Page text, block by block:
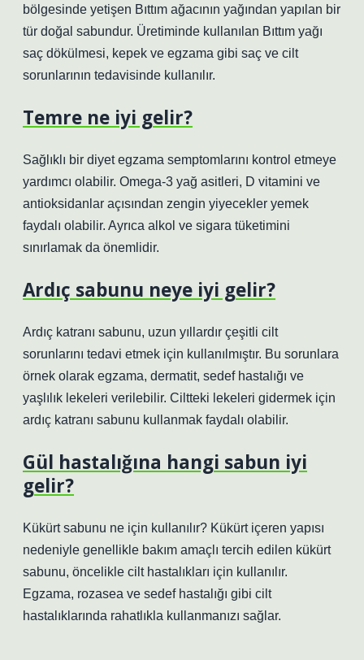
bölgesinde yetişen Bıttım ağacının yağından yapılan bir
tür doğal sabundur. Üretiminde kullanılan Bıttım yağı
saç dökülmesi, kepek ve egzama gibi saç ve cilt
sorunlarının tedavisinde kullanılır.
Temre ne iyi gelir?
Sağlıklı bir diyet egzama semptomlarını kontrol etmeye
yardımcı olabilir. Omega-3 yağ asitleri, D vitamini ve
antioksidanlar açısından zengin yiyecekler yemek
faydalı olabilir. Ayrıca alkol ve sigara tüketimini
sınırlamak da önemlidir.
Ardıç sabunu neye iyi gelir?
Ardıç katranı sabunu, uzun yıllardır çeşitli cilt
sorunlarını tedavi etmek için kullanılmıştır. Bu sorunlara
örnek olarak egzama, dermatit, sedef hastalığı ve
yaşlılık lekeleri verilebilir. Ciltteki lekeleri gidermek için
ardıç katranı sabunu kullanmak faydalı olabilir.
Gül hastalığına hangi sabun iyi
gelir?
Kükürt sabunu ne için kullanılır? Kükürt içeren yapısı
nedeniyle genellikle bakım amaçlı tercih edilen kükürt
sabunu, öncelikle cilt hastalıkları için kullanılır.
Egzama, rozasea ve sedef hastalığı gibi cilt
hastalıklarında rahatlıkla kullanmanızı sağlar.